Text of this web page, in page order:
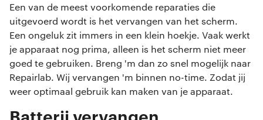
Een van de meest voorkomende reparaties die
uitgevoerd wordt is het vervangen van het scherm.
Een ongeluk zit immers in een klein hoekje. Vaak werkt
je apparaat nog prima, alleen is het scherm niet meer
goed te gebruiken. Breng 'm dan zo snel mogelijk naar
Repairlab. Wij vervangen 'm binnen no-time. Zodat jij
weer optimaal gebruik kan maken van je apparaat.